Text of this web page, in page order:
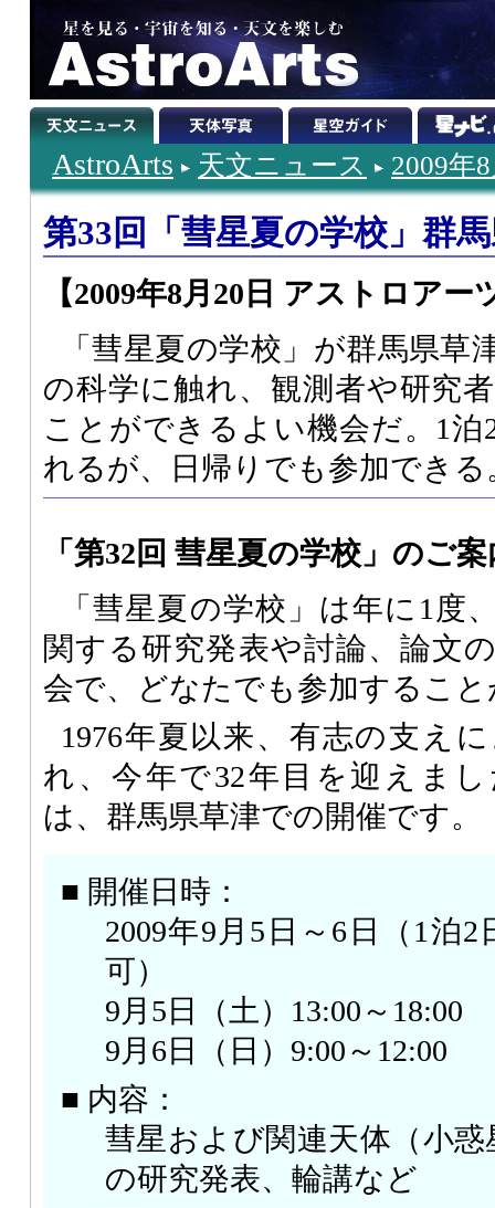
AstroArts 天文ニュース 2009年
第33回「彗星夏の学校」群
【2009年8月20日 アストロアー
「彗星夏の学校」が群馬県草
の科学に触れ、観測者や研究
ことができるよい機会だ。1
れるが、日帰りでも参加できる
「第32回 彗星夏の学校」のご案
「彗星夏の学校」は年に1度
関する研究発表や討論、論文
会で、どなたでも参加するこ
1976年夏以来、有志の支え
れ、今年で32年目を迎えまし
は、群馬県草津での開催です。
■ 開催日時：
2009年9月5日～6日（1泊
可）
9月5日（土）13:00～18:00
9月6日（日）9:00～12:00
■ 内容：
彗星および関連天体（小
の研究発表、輪講など